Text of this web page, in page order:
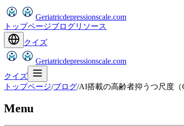
Geriatricdepressionscale.com
トップページブログリソース
クイズ
Geriatricdepressionscale.com
クイズ
トップページ/ブログ/AI搭載の高齢者抑うつ尺度
Menu